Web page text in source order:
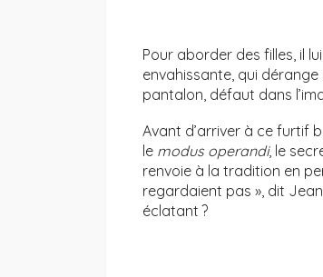
Pour aborder des filles, il
envahissante, qui
pantalon, défaut dans
Avant d’arriver à ce furtif
le modus operandi, le
renvoie à la tradition en
regardaient pas », dit
éclatant ?